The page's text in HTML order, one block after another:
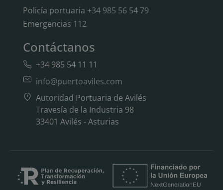
Policía portuaria +34 985 56 54 79
Emergencias 112
Contáctanos
+34 985 54 11 11
info@puertoaviles.com
Autoridad Portuaria de Avilés
Travesía de la Industria 98
33401 Avilés - Asturias